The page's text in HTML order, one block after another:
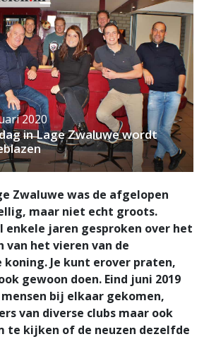
2020
in Lage Zwaluwe wordt
Zwaluwe was de afgelopen
maar niet echt groots.
enkele jaren gesproken over het
het vieren van de
Je kunt erover praten,
gewoon doen. Eind juni 2019
bij elkaar gekomen,
van diverse clubs maar ook
te kijken of de neuzen dezelfde